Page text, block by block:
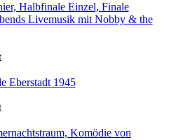
Halbfinale Einzel, Finale
Livemusik mit Nobby & the
Eberstadt 1945
Komödie von